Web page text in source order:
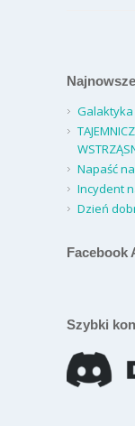
Galaktyka
Napaść
Incydent
Dzień
Facebook
Szybki